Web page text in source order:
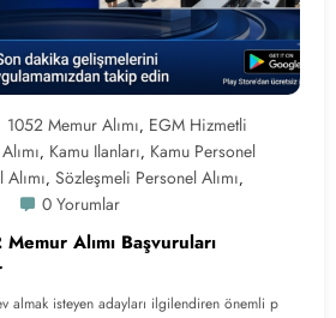
1052 Memur Alımı, EGM Hizmetli
, Kamu Ilanları, Kamu Personel
, Sözleşmeli Personel Alımı,
0 Yorumlar
Alımı Başvuruları
almak isteyen adayları ilgilendiren önemli p